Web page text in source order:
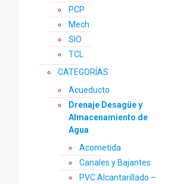
PCP
Mech
SIO
TCL
CATEGORÍAS
Acueducto
Drenaje Desagüe y
Almacenamiento de
Agua
Acometida
Canales y Bajantes
PVC Alcantarillado –